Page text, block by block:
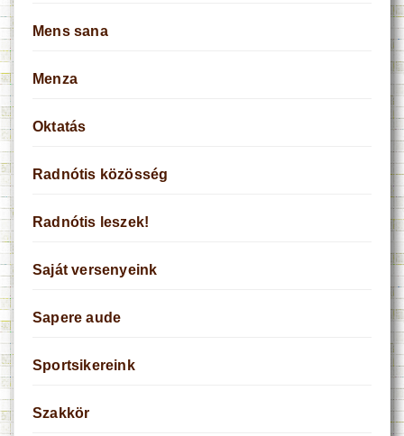
Mens sana
Menza
Oktatás
Radnótis közösség
Radnótis leszek!
Saját versenyeink
Sapere aude
Sportsikereink
Szakkör